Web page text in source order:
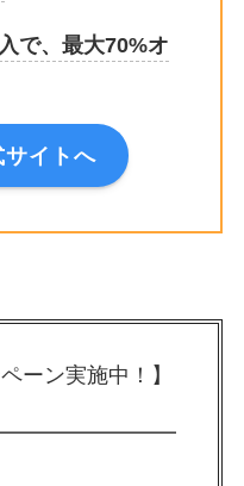
で、最大70%オ
イトへ
ーン実施中！】